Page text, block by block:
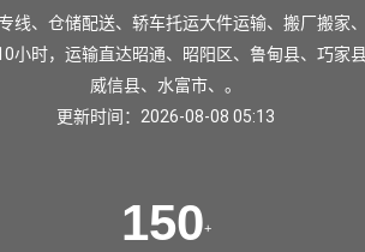
、仓储配送、轿车托运大件运输、搬厂搬家
小时，运输直达昭通、 昭阳区、 鲁甸县、 巧家
威信县、 水富市、。
更新时间：2026-08-08 05:13
150+